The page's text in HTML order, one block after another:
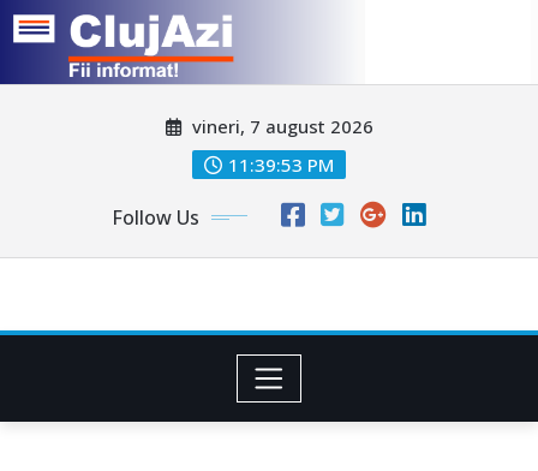
vineri, 7 august 2026
11:39:55 PM
Follow Us